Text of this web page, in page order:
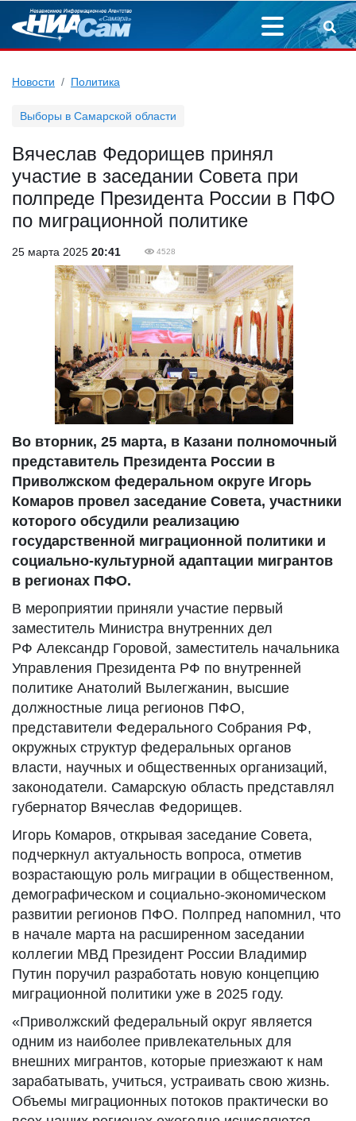
Новости Политика
Выборы в Самарской области
Вячеслав Федорищев принял
участие в заседании Совета при
полпреде Президента России в ПФО
по миграционной политике
25 марта 2025 20:41 4528
Во вторник, 25 марта, в Казани полномочный
представитель Президента России в
Приволжском федеральном округе Игорь
Комаров провел заседание Совета, участники
которого обсудили реализацию
государственной миграционной политики и
социально-культурной адаптации мигрантов
в регионах ПФО.
В мероприятии приняли участие первый
заместитель Министра внутренних дел
РФ Александр Горовой, заместитель начальника
Управления Президента РФ по внутренней
политике Анатолий Вылегжанин, высшие
должностные лица регионов ПФО,
представители Федерального Собрания РФ,
окружных структур федеральных органов
власти, научных и общественных организаций,
законодатели. Самарскую область представлял
губернатор Вячеслав Федорищев.
Игорь Комаров, открывая заседание Совета,
подчеркнул актуальность вопроса, отметив
возрастающую роль миграции в общественном,
демографическом и социально-экономическом
развитии регионов ПФО. Полпред напомнил, что
в начале марта на расширенном заседании
коллегии МВД Президент России Владимир
Путин поручил разработать новую концепцию
миграционной политики уже в 2025 году.
«Приволжский федеральный округ является
одним из наиболее привлекательных для
внешних мигрантов, которые приезжают к нам
зарабатывать, учиться, устраивать свою жизнь.
Объемы миграционных потоков практически во